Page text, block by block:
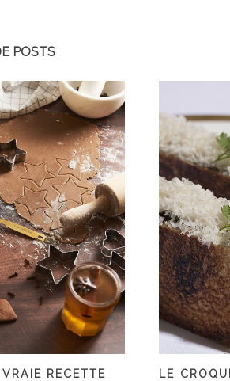
POSTS
RECETTE
LE